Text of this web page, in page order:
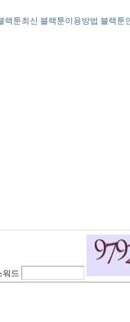
랙툰최신 블랙툰이용방법 블랙
워드